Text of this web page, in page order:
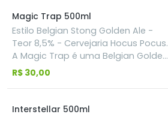
Magic Trap 500ml
Estilo Belgian Stong Golden Ale -
Teor 8,5% - Cervejaria Hocus Pocus.
A Magic Trap é uma Belgian Golden
Strong Ale dourada, cristalina,
estilo. Usa uma levedura trapista em
R$ 30,00
Interstellar 500ml